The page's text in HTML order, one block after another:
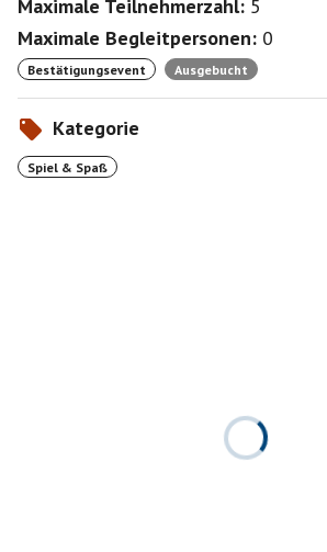
Maximale Teilnehmerzahl: 5
Maximale Begleitpersonen: 0
Bestätigungsevent Ausgebucht
Kategorie
Spiel & Spaß